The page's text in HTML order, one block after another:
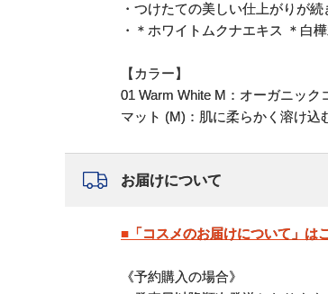
・つけたての美しい仕上がりが続
・＊ホワイトムクナエキス ＊白
【カラー】
01 Warm White M：オーガニッ
マット (M)：肌に柔らかく溶け込
お届けについて
■「コスメのお届けについて」は
《予約購入の場合》